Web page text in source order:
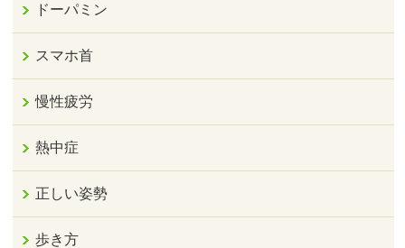
ドーパミン
スマホ首
慢性疲労
熱中症
正しい姿勢
歩き方